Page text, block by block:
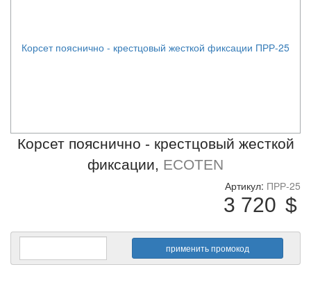
Корсет пояснично - крестцовый жесткой фиксации ПРР-25
Корсет пояснично - крестцовый жесткой
фиксации, ECOTEN
Артикул: ПРР-25
3 720 $